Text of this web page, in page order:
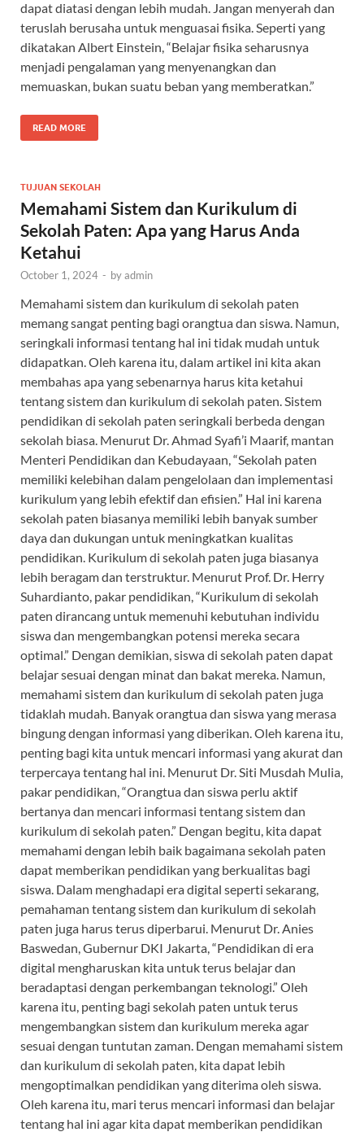
dapat diatasi dengan lebih mudah. Jangan menyerah dan
teruslah berusaha untuk menguasai fisika. Seperti yang
dikatakan Albert Einstein, “Belajar fisika seharusnya
menjadi pengalaman yang menyenangkan dan
memuaskan, bukan suatu beban yang memberatkan.”
READ MORE
TUJUAN SEKOLAH
Memahami Sistem dan Kurikulum di
Sekolah Paten: Apa yang Harus Anda
Ketahui
October 1, 2024 - byadmin
Memahami sistem dan kurikulum di sekolah paten
memang sangat penting bagi orangtua dan siswa. Namun,
seringkali informasi tentang hal ini tidak mudah untuk
didapatkan. Oleh karena itu, dalam artikel ini kita akan
membahas apa yang sebenarnya harus kita ketahui
tentang sistem dan kurikulum di sekolah paten. Sistem
pendidikan di sekolah paten seringkali berbeda dengan
sekolah biasa. Menurut Dr. Ahmad Syafi’i Maarif, mantan
Menteri Pendidikan dan Kebudayaan, “Sekolah paten
memiliki kelebihan dalam pengelolaan dan implementasi
kurikulum yang lebih efektif dan efisien.” Hal ini karena
sekolah paten biasanya memiliki lebih banyak sumber
daya dan dukungan untuk meningkatkan kualitas
pendidikan. Kurikulum di sekolah paten juga biasanya
lebih beragam dan terstruktur. Menurut Prof. Dr. Herry
Suhardianto, pakar pendidikan, “Kurikulum di sekolah
paten dirancang untuk memenuhi kebutuhan individu
siswa dan mengembangkan potensi mereka secara
optimal.” Dengan demikian, siswa di sekolah paten dapat
belajar sesuai dengan minat dan bakat mereka. Namun,
memahami sistem dan kurikulum di sekolah paten juga
tidaklah mudah. Banyak orangtua dan siswa yang merasa
bingung dengan informasi yang diberikan. Oleh karena itu,
penting bagi kita untuk mencari informasi yang akurat dan
terpercaya tentang hal ini. Menurut Dr. Siti Musdah Mulia,
pakar pendidikan, “Orangtua dan siswa perlu aktif
bertanya dan mencari informasi tentang sistem dan
kurikulum di sekolah paten.” Dengan begitu, kita dapat
memahami dengan lebih baik bagaimana sekolah paten
dapat memberikan pendidikan yang berkualitas bagi
siswa. Dalam menghadapi era digital seperti sekarang,
pemahaman tentang sistem dan kurikulum di sekolah
paten juga harus terus diperbarui. Menurut Dr. Anies
Baswedan, Gubernur DKI Jakarta, “Pendidikan di era
digital mengharuskan kita untuk terus belajar dan
beradaptasi dengan perkembangan teknologi.” Oleh
karena itu, penting bagi sekolah paten untuk terus
mengembangkan sistem dan kurikulum mereka agar
sesuai dengan tuntutan zaman. Dengan memahami sistem
dan kurikulum di sekolah paten, kita dapat lebih
mengoptimalkan pendidikan yang diterima oleh siswa.
Oleh karena itu, mari terus mencari informasi dan belajar
tentang hal ini agar kita dapat memberikan pendidikan